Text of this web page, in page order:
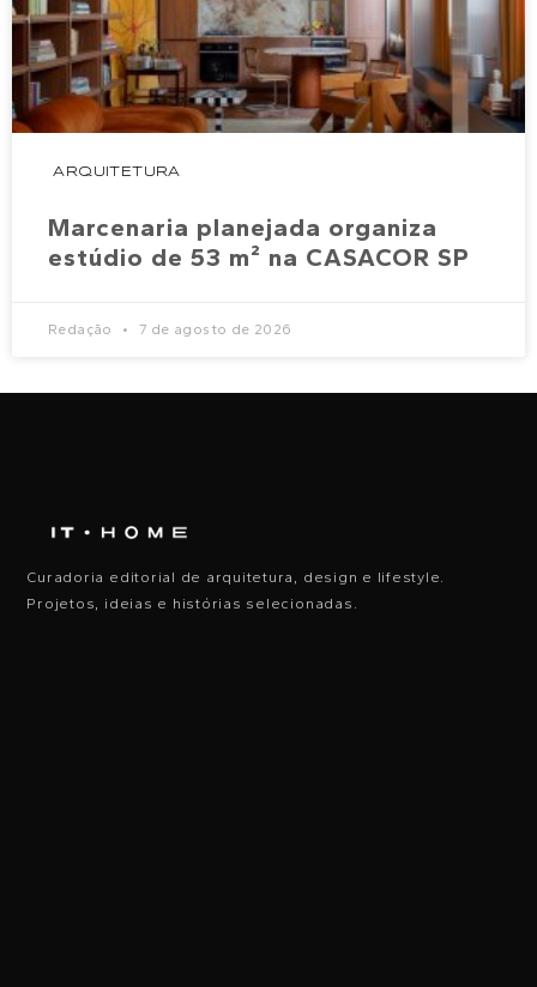
ARQUITETURA
Marcenaria planejada organiza
estúdio de 53 m² na CASACOR SP
Redação 7 de agosto de 2026
Curadoria editorial de arquitetura, design e lifestyle.
Projetos, ideias e histórias selecionadas.